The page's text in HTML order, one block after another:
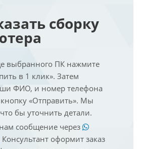
сборку
выбранного ПК нажмите
в 1 клик». Затем
ФИО, и номер телефона
«Отправить». Мы
бы уточнить детали.
сообщение через
Консультант оформит заказ